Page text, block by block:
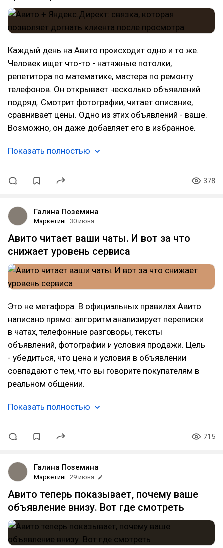
Каждый день на Авито происходит одно и то же.
Человек ищет что-то - натяжные потолки,
репетитора по математике, мастера по ремонту
телефонов. Он открывает несколько объявлений
подряд. Смотрит фотографии, читает описание,
сравнивает цены. Одно из этих объявлений - ваше.
Возможно, он даже добавляет его в избранное.
Показать полностью
378
Галина Поземина
Маркетинг 30 июня
Авито читает ваши чаты. И вот за что
снижает уровень сервиса
Это не метафора. В официальных правилах Авито
написано прямо: алгоритм анализирует переписки
в чатах, телефонные разговоры, тексты
объявлений, фотографии и условия продажи. Цель
- убедиться, что цена и условия в объявлении
совпадают с тем, что вы говорите покупателям в
реальном общении.
Показать полностью
715
Галина Поземина
Маркетинг 29 июня
Авито теперь показывает, почему ваше
объявление внизу. Вот где смотреть